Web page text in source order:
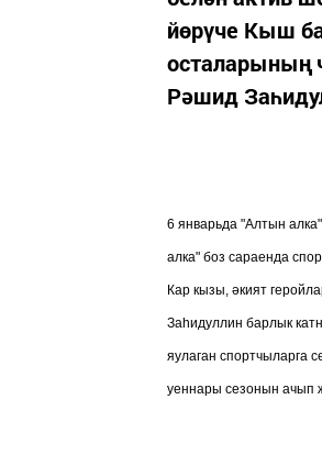
йөрүче Кыш
Рәшид
6 январьда "Алтын
алка" боз сараенда
Кар кызы, әкият
Заһидуллин барлык
яулаган спортчыларга
уеннары сезонын ачып